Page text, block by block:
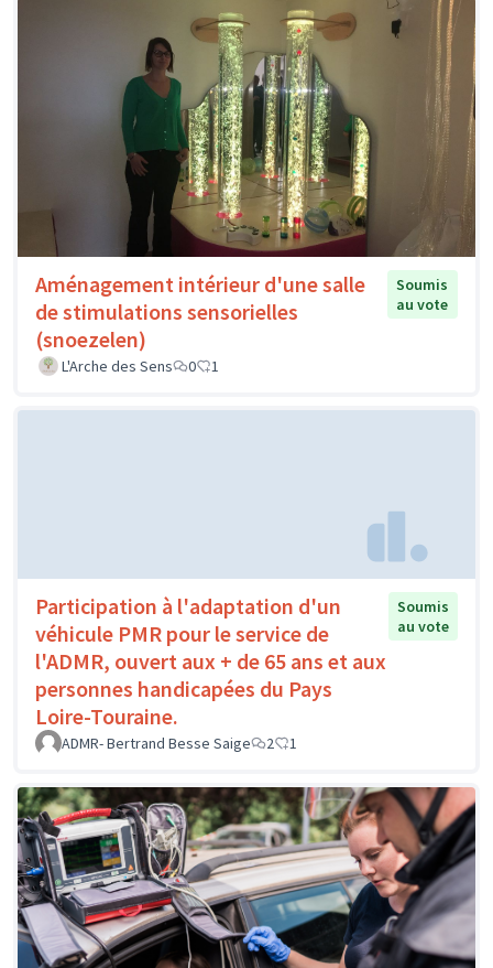
Aménagement intérieur d'une salle
de stimulations sensorielles
(snoezelen)
Soumis
au vote
L'Arche des Sens 0 1
Participation à l'adaptation d'un
véhicule PMR pour le service de
l'ADMR, ouvert aux + de 65 ans et aux
personnes handicapées du Pays
Loire-Touraine.
Soumis
au vote
ADMR- Bertrand Besse Saige 2 1